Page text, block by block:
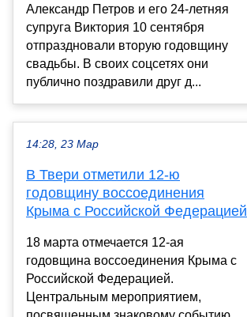
Александр Петров и его 24-летняя
супруга Виктория 10 сентября
отпраздновали вторую годовщину
свадьбы. В своих соцсетях они
публично поздравили друг д...
14:28, 23 Мар
В Твери отметили 12-ю
годовщину воссоединения
Крыма с Российской Федерацией
18 марта отмечается 12-ая
годовщина воссоединения Крыма с
Российской Федерацией.
Центральным мероприятием,